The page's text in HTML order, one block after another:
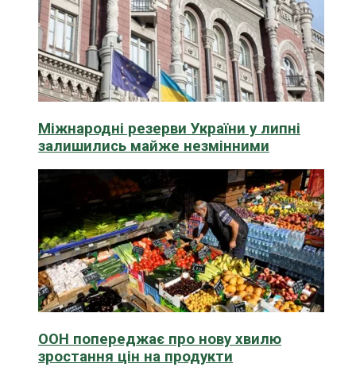
Міжнародні резерви України у липні
залишились майже незмінними
ООН попереджає про нову хвилю
зростання цін на продукти